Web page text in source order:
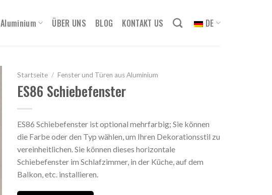
Aluminium ÜBER UNS BLOG KONTAKT US DE
Startseite / Fenster und Türen aus Aluminium
ES86 Schiebefenster
ES86 Schiebefenster ist optional mehrfarbig; Sie können
die Farbe oder den Typ wählen, um Ihren Dekorationsstil zu
vereinheitlichen. Sie können dieses horizontale
Schiebefenster im Schlafzimmer, in der Küche, auf dem
Balkon, etc. installieren.